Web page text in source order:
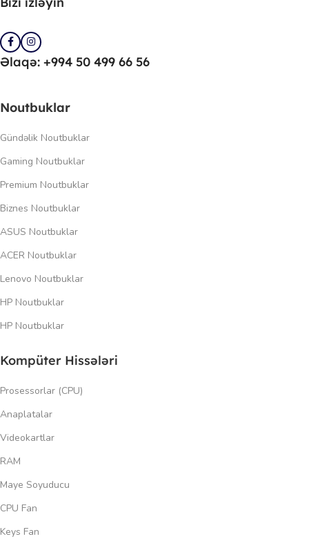
Əlaqə: +994 50 499 66 56
Noutbuklar
Gündəlik Noutbuklar
Gaming Noutbuklar
Premium Noutbuklar
Biznes Noutbuklar
ASUS Noutbuklar
ACER Noutbuklar
Lenovo Noutbuklar
HP Noutbuklar
HP Noutbuklar
Kompüter Hissələri
Prosessorlar (CPU)
Anaplatalar
Videokartlar
RAM
Maye Soyuducu
CPU Fan
Keys Fan